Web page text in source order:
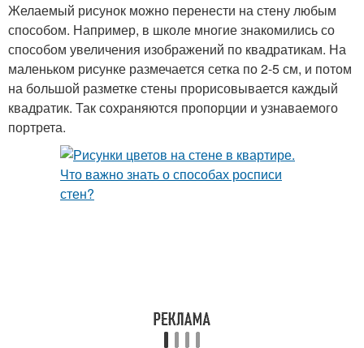
Желаемый рисунок можно перенести на стену любым
способом. Например, в школе многие знакомились со
способом увеличения изображений по квадратикам. На
маленьком рисунке размечается сетка по 2-5 см, и потом
на большой разметке стены прорисовывается каждый
квадратик. Так сохраняются пропорции и узнаваемого
портрета.